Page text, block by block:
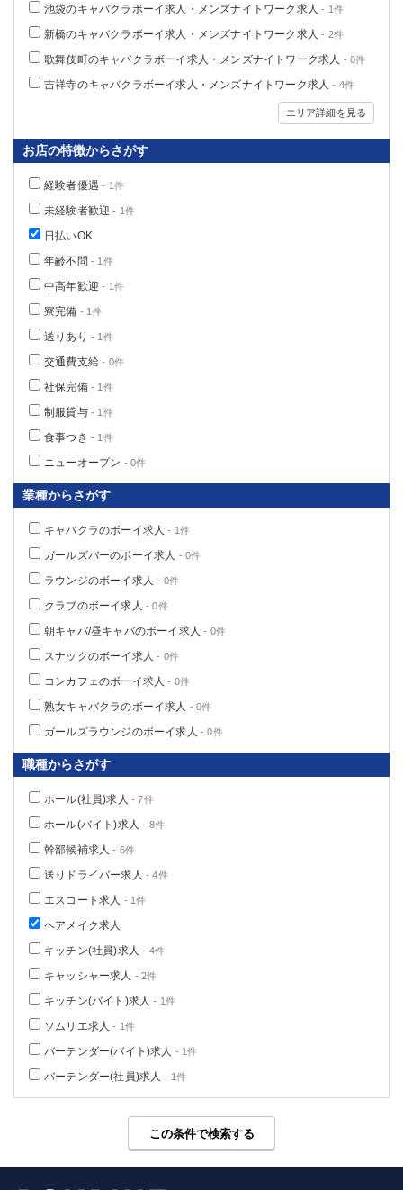
池袋のキャバクラボーイ求人・メンズナイトワーク求人 - 1件
新橋のキャバクラボーイ求人・メンズナイトワーク求人 - 2件
歌舞伎町のキャバクラボーイ求人・メンズナイトワーク求人 - 6件
吉祥寺のキャバクラボーイ求人・メンズナイトワーク求人 - 4件
エリア詳細を見る
お店の特徴からさがす
経験者優遇 - 1件
未経験者歓迎 - 1件
日払いOK
年齢不問 - 1件
中高年歓迎 - 1件
寮完備 - 1件
送りあり - 1件
交通費支給 - 0件
社保完備- 1件
制服貸与- 1件
食事つき - 1件
ニューオープン - 0件
業種からさがす
キャバクラのボーイ求人 - 1件
ガールズバーのボーイ求人 - 0件
ラウンジのボーイ求人 - 0件
クラブのボーイ求人 - 0件
朝キャバ/昼キャバのボーイ求人 - 0件
スナックのボーイ求人 - 0件
コンカフェのボーイ求人 - 0件
熟女キャバクラのボーイ求人 - 0件
ガールズラウンジのボーイ求人 - 0件
職種からさがす
ホール(社員)求人 - 7件
ホール(バイト)求人 - 8件
幹部候補求人 - 6件
送りドライバー求人 - 4件
エスコート求人 - 1件
ヘアメイク求人
キッチン(社員)求人 - 4件
キャッシャー求人 - 2件
キッチン(バイト)求人 - 1件
ソムリエ求人 - 1件
バーテンダー(バイト)求人 - 1件
バーテンダー(社員)求人 - 1件
この条件で検索する
戸塚
たまプラーザ
大船
相模原
厚木
横須賀
埼玉県
大宮
志木
草加
所沢
蕨
千葉県
船橋
成田
西船橋
柏（西口）
柏（東口）
下総中山
茂原
松戸
八千代台
本八幡
東金
浦安
宇都宮
小山
東武宇都宮（宇都宮西口）
土浦 ひたち野うしく
群馬県
高崎
該当求人 0件